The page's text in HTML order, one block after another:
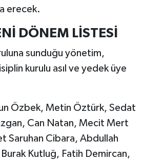
erecek.
DÖNEM LİSTESİ
sunduğu yönetim,
kurulu asıl ve yedek üye
Özbek, Metin Öztürk, Sedat
Can Natan, Mecit Mert
Saruhan Cibara, Abdullah
Kutluğ, Fatih Demircan,